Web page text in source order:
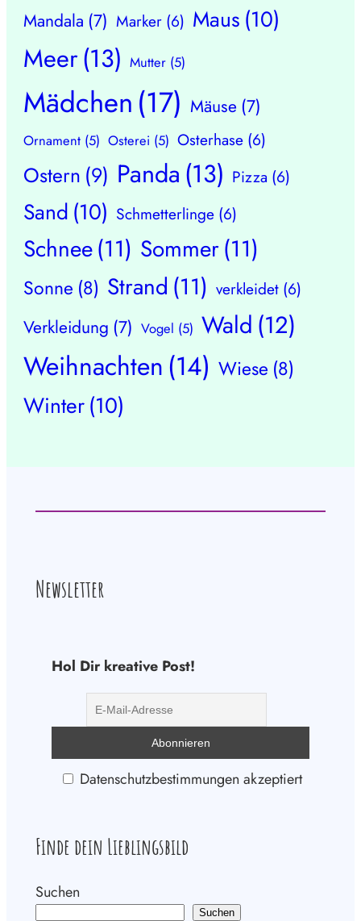
Mandala (7) Marker (6) Maus (10)
Meer(13) Mutter (5)
Mädchen (17) Mäuse (7)
Ornament (5) Osterei (5) Osterhase (6)
Ostern (9) Panda (13) Pizza (6)
Sand (10) Schmetterlinge (6)
Schnee(11) Sommer(11)
Sonne (8) Strand (11) verkleidet (6)
Verkleidung (7) Vogel (5) Wald (12)
Weihnachten(14) Wiese (8)
Winter(10)
Newsletter
Hol Dir kreative Post!
Datenschutzbestimmungen akzeptiert
Finde dein Lieblingsbild
Suchen
Suchen